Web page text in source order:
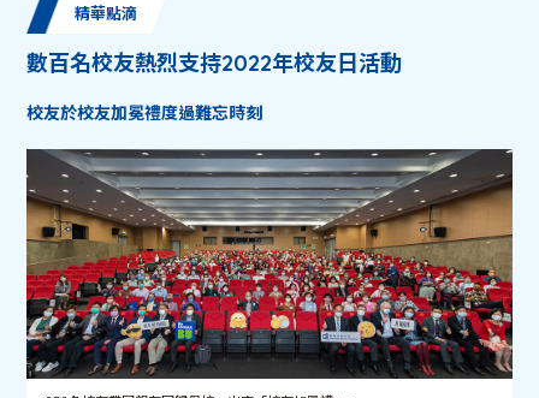
精華點滴
數百名校友熱烈支持2022年校友日活動
校友於校友加冕禮度過難忘時刻